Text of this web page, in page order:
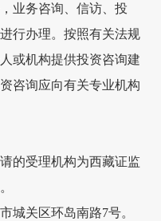
业务咨询、信访 、投
行办理。按照有关法规
或机构提供投资咨询建
咨询应向有关专业机构
的受理机构为西藏证监
城关区环岛南路7号。